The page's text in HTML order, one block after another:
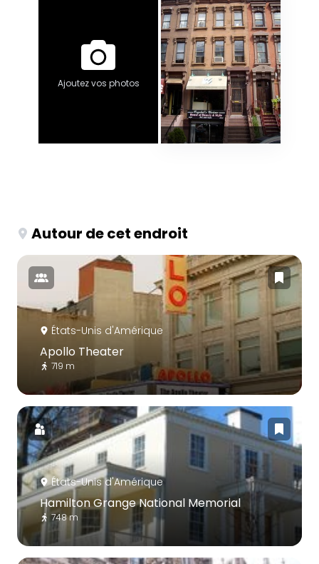
Ajoutez vos photos
Autour de cet endroit
États-Unis d'Amérique
Apollo Theater
719 m
États-Unis d'Amérique
Hamilton Grange National Memorial
748 m